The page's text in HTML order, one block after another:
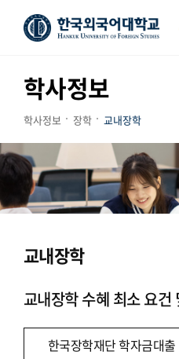
학사정보
학사정보 장학 교내장학
교내장학
교내장학 수혜 최소 요건
한국장학재단 학자금대출